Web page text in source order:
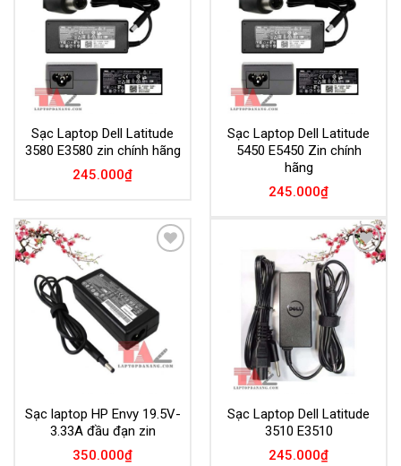
Sạc Laptop Dell Latitude
3580 E3580 zin chính hãng
245.000₫
Sạc Laptop Dell Latitude
5450 E5450 Zin chính
hãng
245.000₫
Sạc laptop HP Envy 19.5V-
3.33A đầu đạn zin
350.000₫
Add to
Wishlist
Sạc Laptop Dell Latitude
3510 E3510
245.000₫